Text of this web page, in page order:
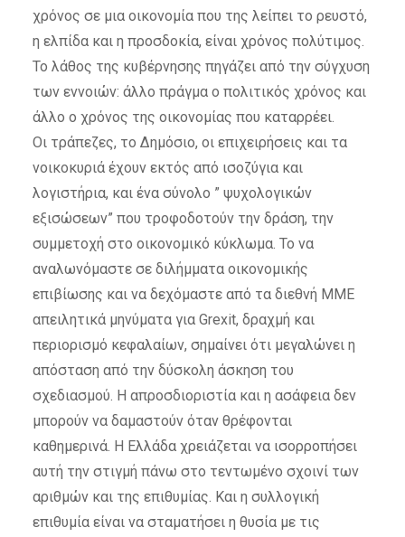
χρόνος σε μια οικονομία που της λείπει το ρευστό,
η ελπίδα και η προσδοκία, είναι χρόνος πολύτιμος.
Το λάθος της κυβέρνησης πηγάζει από την σύγχυση
των εννοιών: άλλο πράγμα ο πολιτικός χρόνος και
άλλο ο χρόνος της οικονομίας που καταρρέει.
Οι τράπεζες, το Δημόσιο, οι επιχειρήσεις και τα
νοικοκυριά έχουν εκτός από ισοζύγια και
λογιστήρια, και ένα σύνολο ” ψυχολογικών
εξισώσεων” που τροφοδοτούν την δράση, την
συμμετοχή στο οικονομικό κύκλωμα. Το να
αναλωνόμαστε σε διλήμματα οικονομικής
επιβίωσης και να δεχόμαστε από τα διεθνή ΜΜΕ
απειλητικά μηνύματα για Grexit, δραχμή και
περιορισμό κεφαλαίων, σημαίνει ότι μεγαλώνει η
απόσταση από την δύσκολη άσκηση του
σχεδιασμού. Η απροσδιοριστία και η ασάφεια δεν
μπορούν να δαμαστούν όταν θρέφονται
καθημερινά. Η Ελλάδα χρειάζεται να ισορροπήσει
αυτή την στιγμή πάνω στο τεντωμένο σχοινί των
αριθμών και της επιθυμίας. Και η συλλογική
επιθυμία είναι να σταματήσει η θυσία με τις